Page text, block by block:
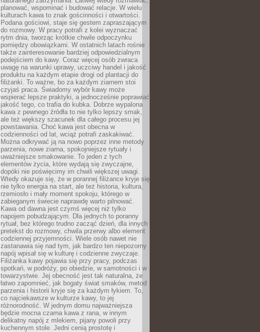
planować, wspominać i budować relacje. W wielu
kulturach kawa to znak gościnności i otwartości.
Podana gościowi, staje się gestem zapraszającym
do rozmowy. W pracy potrafi z kolei wyznaczać
rytm dnia, tworząc krótkie chwile odpoczynku
pomiędzy obowiązkami. W ostatnich latach rośnie
także zainteresowanie bardziej odpowiedzialnym
podejściem do kawy. Coraz więcej osób zwraca
uwagę na warunki uprawy, uczciwy handel i jakość
produktu na każdym etapie drogi od plantacji do
filiżanki. To ważne, bo za każdym ziarnem stoi
czyjaś praca. Świadomy wybór kawy może
wspierać lepsze praktyki, a jednocześnie poprawiać
jakość tego, co trafia do kubka. Dobrze wypalona
kawa z pewnego źródła to nie tylko lepszy smak,
ale też większy szacunek dla całego procesu jej
powstawania. Choć kawa jest obecna w
codzienności od lat, wciąż potrafi zaskakiwać.
Można odkrywać ją na nowo poprzez inne metody
parzenia, nowe ziarna, spokojniejsze rytuały i
uważniejsze smakowanie. To jeden z tych
elementów życia, które wydają się zwyczajne,
dopóki nie poświęcimy im chwili większej uwagi.
Wtedy okazuje się, że w porannej filiżance kryje się
nie tylko energia na start, ale też historia, kultura,
rzemiosło i mały moment spokoju, którego w
zabieganym świecie naprawdę warto pilnować.
Kawa od dawna jest czymś więcej niż tylko
napojem pobudzającym. Dla jednych to poranny
rytuał, bez którego trudno zacząć dzień, dla innych
pretekst do rozmowy, chwila przerwy albo element
codziennej przyjemności. Wiele osób nawet nie
zastanawia się nad tym, jak bardzo ten niepozorny
napój wpisał się w kulturę i codzienne zwyczaje.
Filiżanka kawy pojawia się przy pracy, podczas
spotkań, w podróży, po obiedzie, w samotności i w
towarzystwie. Jej obecność jest tak naturalna, że
łatwo zapomnieć, jak bogaty świat smaków, metod
parzenia i historii kryje się za każdym łykiem. To,
co najciekawsze w kulturze kawy, to jej
różnorodność. W jednym domu najważniejsza
będzie mocna czarna kawa z rana, w innym
delikatny napój z mlekiem, pijany powoli przy
kuchennym stole. Jedni cenią prostotę i